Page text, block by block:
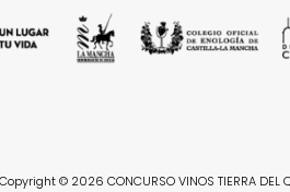
Copyright © 2026 CONCURSO VINOS TIERRA